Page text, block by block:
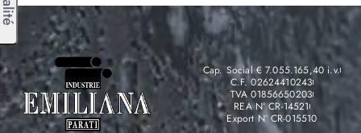
Cap. Social € 7.055.165,40 i.v.
C.F. 02624410243
TVA 01856650203
REA N° CR-14521
Export N° CR-015510